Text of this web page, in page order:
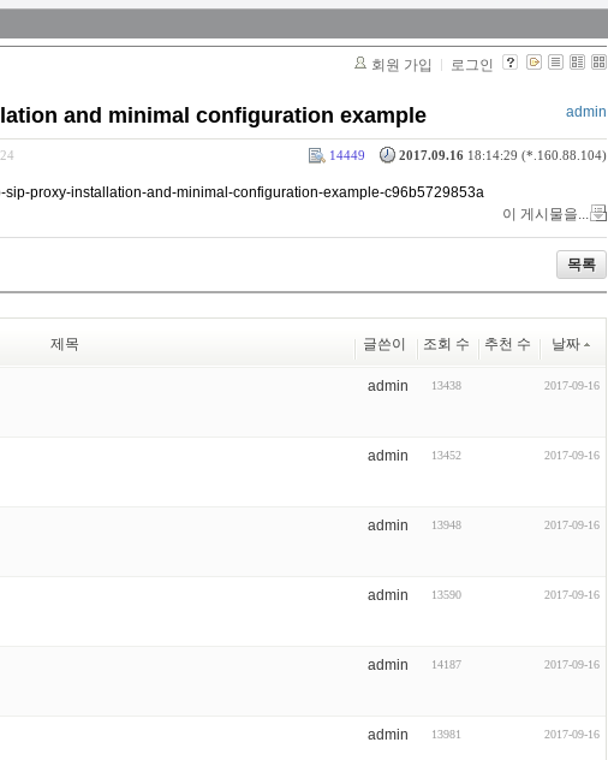
회원 가입 로그인
and minimal configuration example admin
2017.09.16 18:14:29 (*.160.88.104)
14449
sip-proxy-installation-and-minimal-configuration-example-c96b5729853a
이 게시물을...
목록
제목 글쓴이 조회 수 추천 수 날짜
admin 13438 2017-09-16
admin 13452 2017-09-16
admin 13948 2017-09-16
admin 13590 2017-09-16
admin 14187 2017-09-16
admin 13981 2017-09-16